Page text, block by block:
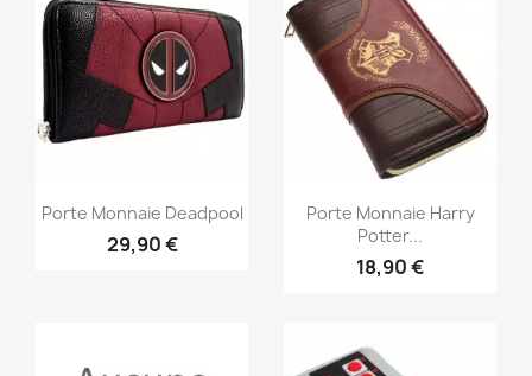
 Aperçu rapide
Porte Monnaie Deadpool
29,90 €
Aperçu rapide
Porte Monnaie Harry
Potter...
18,90 €